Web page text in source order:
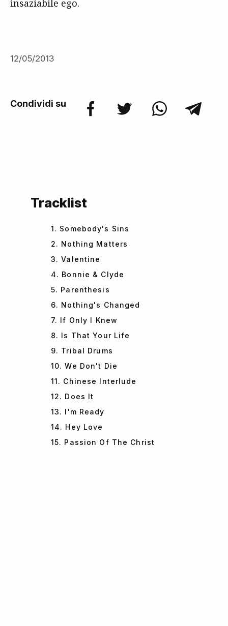
insaziabile ego.
12/05/2013
Condividi su
Tracklist
1. Somebody's Sins
2. Nothing Matters
3. Valentine
4. Bonnie & Clyde
5. Parenthesis
6. Nothing's Changed
7. If Only I Knew
8. Is That Your Life
9. Tribal Drums
10. We Don't Die
11. Chinese Interlude
12. Does It
13. I'm Ready
14. Hey Love
15. Passion Of The Christ